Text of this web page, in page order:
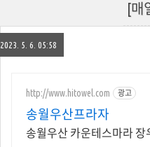
[매
2023. 5. 6. 05:58
http://www.hitowel.com 광고
송월우산프라자
송월우산 카운테스마라 장